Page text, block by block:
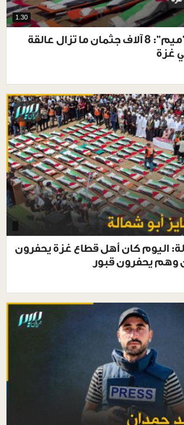
1.30
محمود بصل لـ"ميم": 8 آلاف جثمان ما تزال عالقة
غزة
اليوم كان أهل قطاع غزة يحفرون
وهم يحفرون قبور